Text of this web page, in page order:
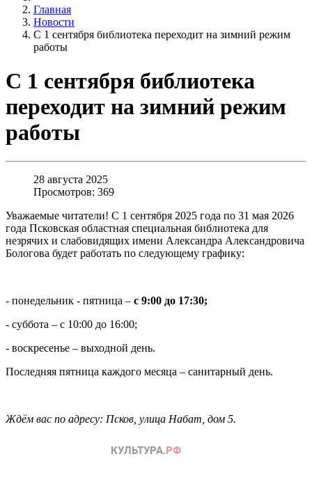
Главная
Новости
С 1 сентября библиотека переходит на зимний режим
работы
С 1 сентября библиотека
переходит на зимний режим
работы
28 августа 2025
Просмотров: 369
Уважаемые читатели! С 1 сентября 2025 года по 31 мая 2026
года Псковская областная специальная библиотека для
незрячих и слабовидящих имени Александра Александровича
Бологова будет работать по следующему графику:
- понедельник - пятница – с 9:00 до 17:30;
- суббота – с 10:00 до 16:00;
- воскресенье – выходной день.
Последняя пятница каждого месяца – санитарный день.
Ждём вас по адресу: Псков, улица Набат, дом 5.